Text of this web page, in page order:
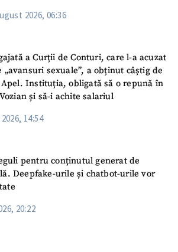
2026, 06:36
a Curții de Conturi, care l-a acuzat
sexuale”, a obținut câștig de
Apel. Instituția, obligată să o repună în
și să-i achite salariul
14:54
pentru conținutul generat de
Deepfake-urile și chatbot-urile vor
20:22
titlu